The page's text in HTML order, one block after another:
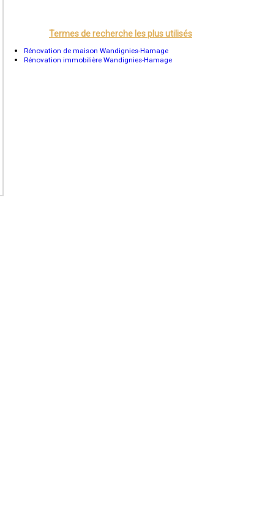
Charleville-Mézières
Pamiers
Termes de recherche les plus utilisés
Rénovation de maison Wandignies-Hamage
Rénovation immobilière Wandignies-Hamage